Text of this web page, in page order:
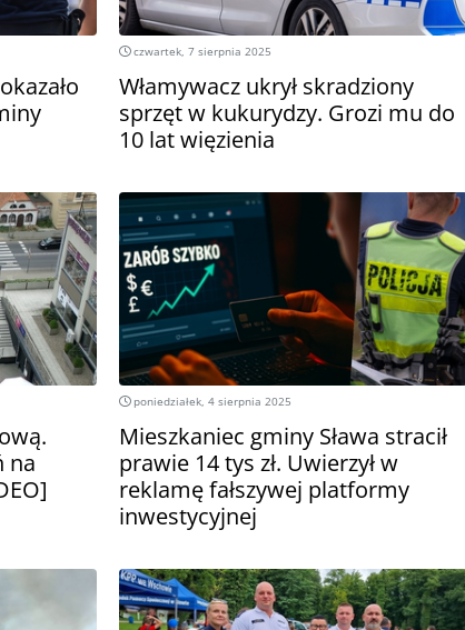
czwartek, 7 sierpnia 2025
Włamywacz ukrył skradziony
sprzęt w kukurydzy. Grozi mu do
10 lat więzienia
na
poniedziałek, 4 sierpnia 2025
Mieszkaniec gminy Sława stracił
prawie 14 tys zł. Uwierzył w
reklamę fałszywej platformy
inwestycyjnej